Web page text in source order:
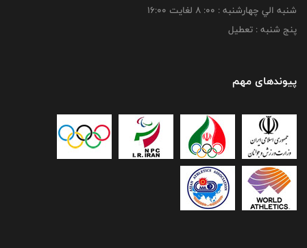
شنبه الي چهارشنبه : 00: 8 لغايت 16:00
پنج شنبه : تعطیل
پیوندهای مهم